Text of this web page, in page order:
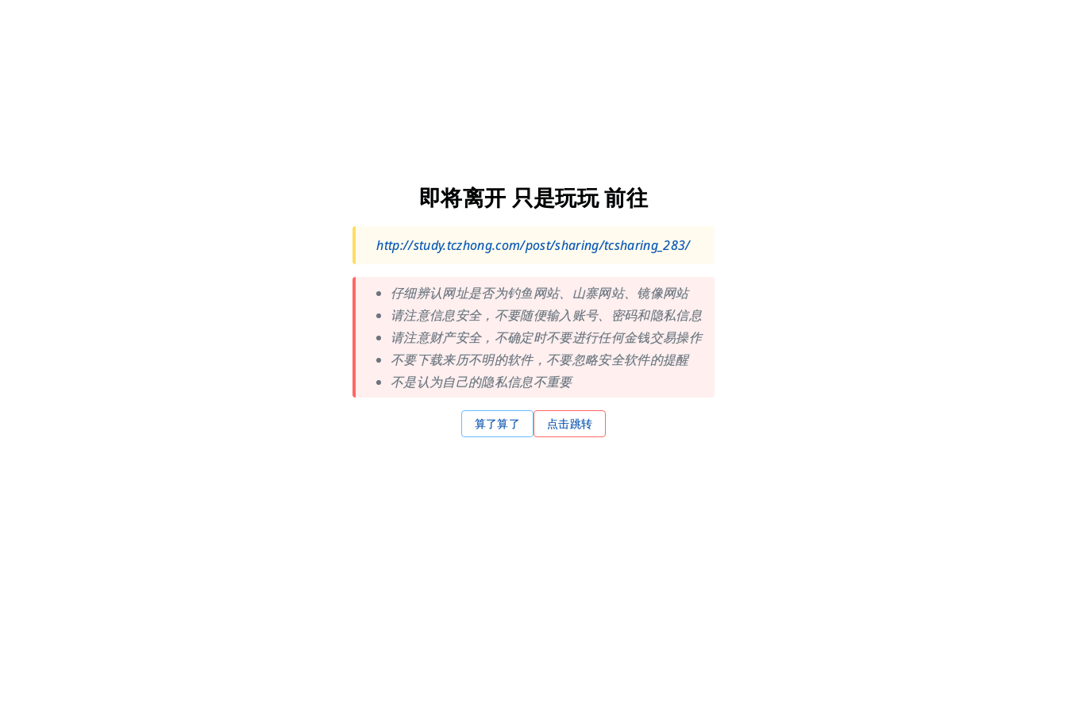
即将离开 只是玩玩 前往
http://study.tczhong.com/post/sharing/tcsharing_283/
仔细辨认网址是否为钓鱼网站、山寨网站、镜像网站
请注意信息安全，不要随便输入账号、密码和隐私信息
请注意财产安全，不确定时不要进行任何金钱交易操作
不要下载来历不明的软件，不要忽略安全软件的提醒
不是认为自己的隐私信息不重要
算了算了 点击跳转